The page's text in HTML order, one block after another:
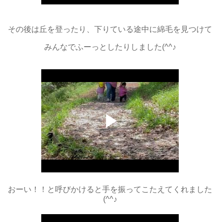
その後は丘を登ったり、下りている途中に綿毛を見つけて
みんなでふーっとしたりしました(^^♪
おーい！！と呼びかけると手を振ってこたえてくれました
(^^♪